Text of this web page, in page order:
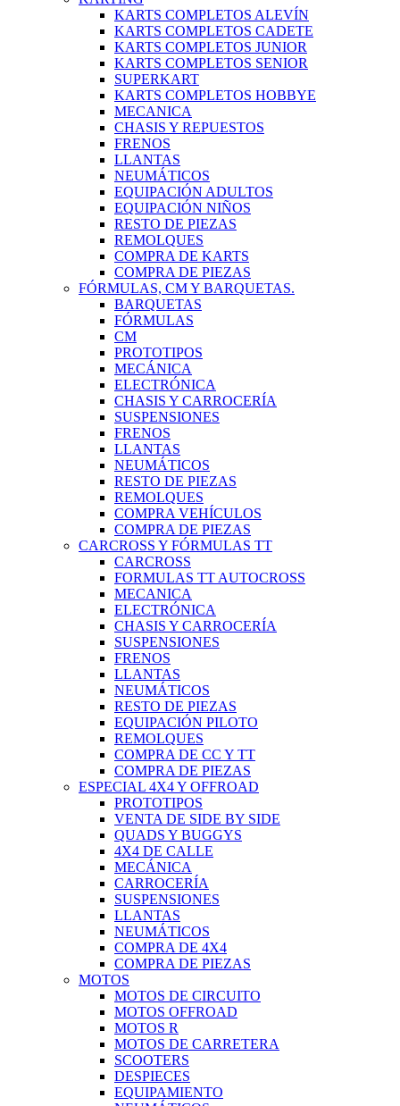
KARTS COMPLETOS ALEVÍN
KARTS COMPLETOS CADETE
KARTS COMPLETOS JUNIOR
KARTS COMPLETOS SENIOR
SUPERKART
KARTS COMPLETOS HOBBYE
MECANICA
CHASIS Y REPUESTOS
FRENOS
LLANTAS
NEUMÁTICOS
EQUIPACIÓN ADULTOS
EQUIPACIÓN NIÑOS
RESTO DE PIEZAS
REMOLQUES
COMPRA DE KARTS
COMPRA DE PIEZAS
FÓRMULAS, CM Y BARQUETAS.
BARQUETAS
FÓRMULAS
CM
PROTOTIPOS
MECÁNICA
ELECTRÓNICA
CHASIS Y CARROCERÍA
SUSPENSIONES
FRENOS
LLANTAS
NEUMÁTICOS
RESTO DE PIEZAS
REMOLQUES
COMPRA VEHÍCULOS
COMPRA DE PIEZAS
CARCROSS Y FÓRMULAS TT
CARCROSS
FORMULAS TT AUTOCROSS
MECANICA
ELECTRÓNICA
CHASIS Y CARROCERÍA
SUSPENSIONES
FRENOS
LLANTAS
NEUMÁTICOS
RESTO DE PIEZAS
EQUIPACIÓN PILOTO
REMOLQUES
COMPRA DE CC Y TT
COMPRA DE PIEZAS
ESPECIAL 4X4 Y OFFROAD
PROTOTIPOS
VENTA DE SIDE BY SIDE
QUADS Y BUGGYS
4X4 DE CALLE
MECÁNICA
CARROCERÍA
SUSPENSIONES
LLANTAS
NEUMÁTICOS
COMPRA DE 4X4
COMPRA DE PIEZAS
MOTOS
MOTOS DE CIRCUITO
MOTOS OFFROAD
MOTOS R
MOTOS DE CARRETERA
SCOOTERS
DESPIECES
EQUIPAMIENTO